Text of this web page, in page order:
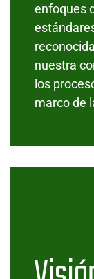
enfoques
nuestra
los
marco de